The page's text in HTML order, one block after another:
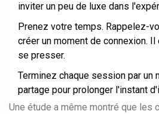
inviter un peu de luxe dans
Prenez votre temps. Rappelez-
créer un moment de connexion.
se presser.
Terminez chaque session par un
partage pour prolonger l'instant
Une étude a même montré que les